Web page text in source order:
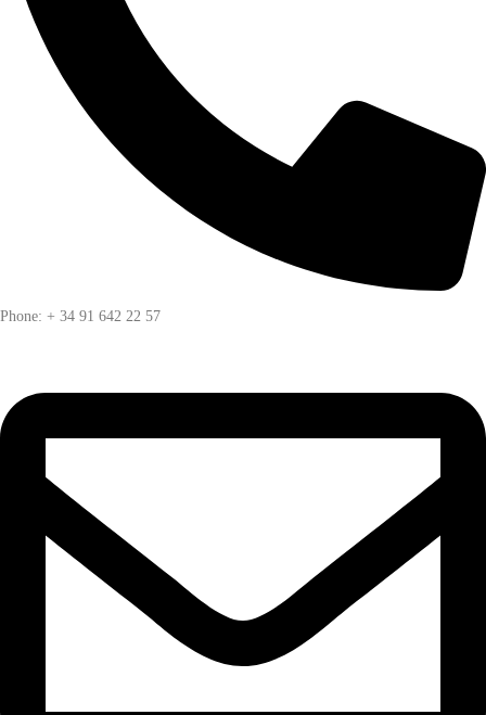
Phone: + 34 91 642 22 57